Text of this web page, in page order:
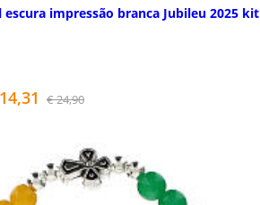
escura impressão branca Jubileu 2025
€ 24,90